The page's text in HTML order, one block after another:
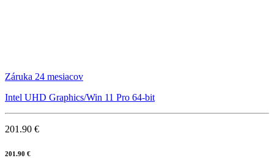
Záruka 24 mesiacov
Intel UHD Graphics/Win 11 Pro 64-bit
201.90 €
201.90 €